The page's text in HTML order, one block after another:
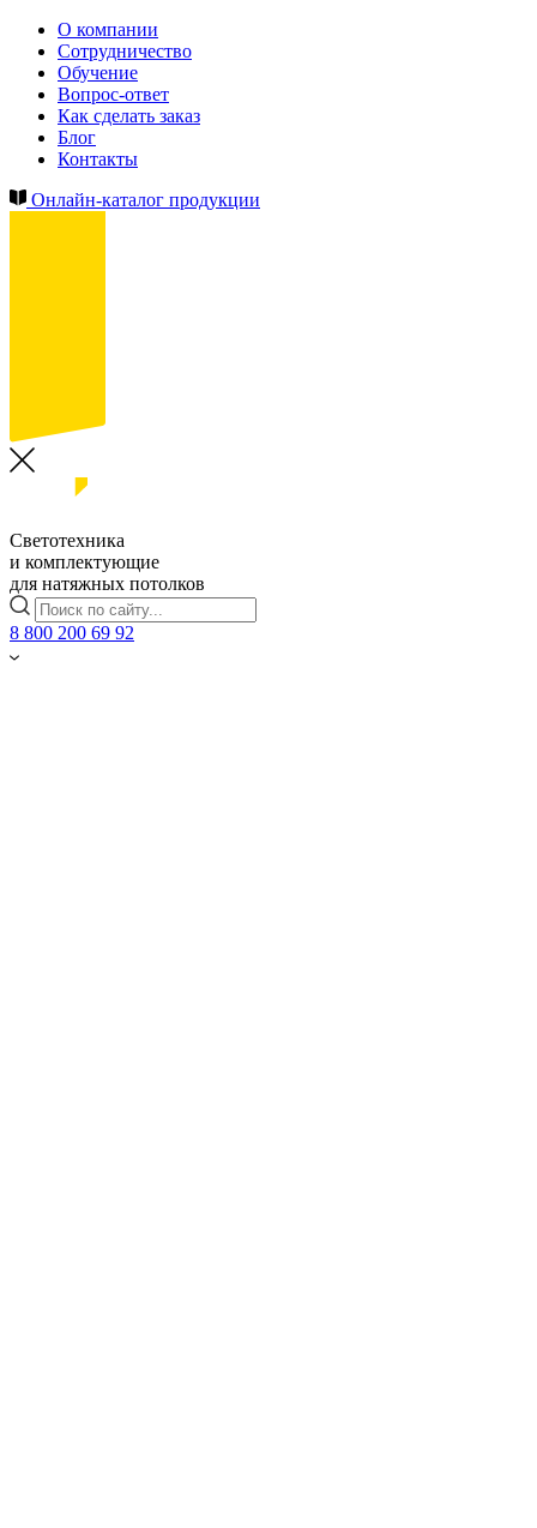
О компании
Сотрудничество
Обучение
Вопрос-ответ
Как сделать заказ
Блог
Контакты
Онлайн-каталог продукции
Светотехника
и комплектующие
для натяжных потолков
8 800 200 69 92